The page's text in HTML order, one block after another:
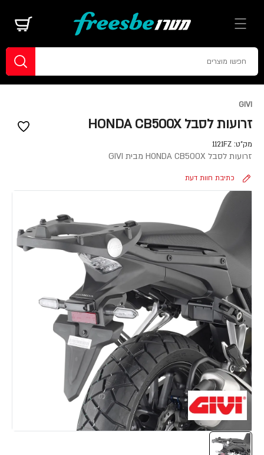
GIVI
זרועות לסבל HONDA CB500X
מק"ט: 1121FZ
זרועות לסבל HONDA CB500X מבית GIVI
כתיבת חוות דעת